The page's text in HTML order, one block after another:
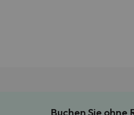
Buchen Sie ohne